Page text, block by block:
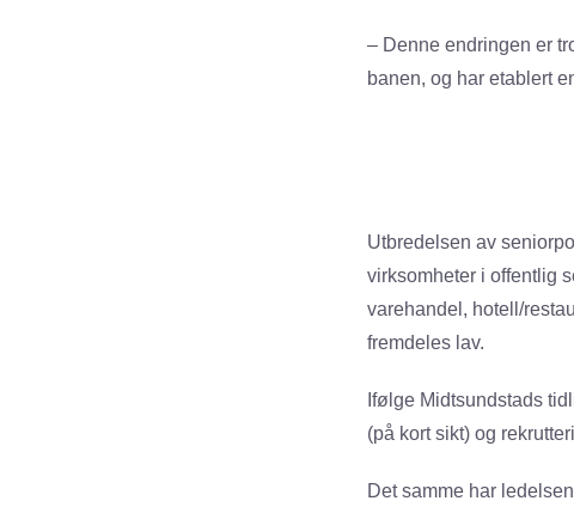
– Denne endringen er
banen, og har etablert
Utbredelsen av
virksomheter i offentlig
varehandel, hotell/
fremdeles lav.
Ifølge Midtsundstads
(på kort sikt) og
Det samme har